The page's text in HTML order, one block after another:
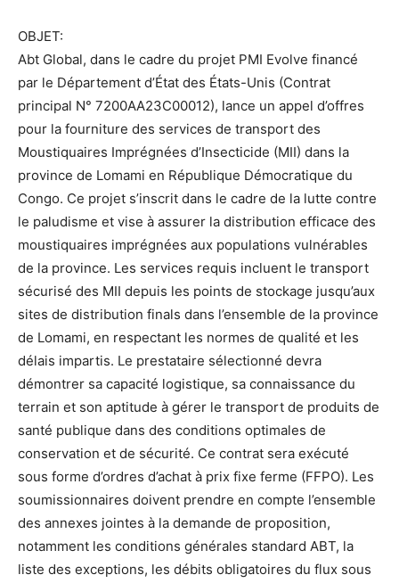
OBJET:
Abt Global, dans le cadre du projet PMI Evolve financé
par le Département d’État des États-Unis (Contrat
principal N° 7200AA23C00012), lance un appel d’offres
pour la fourniture des services de transport des
Moustiquaires Imprégnées d’Insecticide (MII) dans la
province de Lomami en République Démocratique du
Congo. Ce projet s’inscrit dans le cadre de la lutte contre
le paludisme et vise à assurer la distribution efficace des
moustiquaires imprégnées aux populations vulnérables
de la province. Les services requis incluent le transport
sécurisé des MII depuis les points de stockage jusqu’aux
sites de distribution finals dans l’ensemble de la province
de Lomami, en respectant les normes de qualité et les
délais impartis. Le prestataire sélectionné devra
démontrer sa capacité logistique, sa connaissance du
terrain et son aptitude à gérer le transport de produits de
santé publique dans des conditions optimales de
conservation et de sécurité. Ce contrat sera exécuté
sous forme d’ordres d’achat à prix fixe ferme (FFPO). Les
soumissionnaires doivent prendre en compte l’ensemble
des annexes jointes à la demande de proposition,
notamment les conditions générales standard ABT, la
liste des exceptions, les débits obligatoires du flux sous